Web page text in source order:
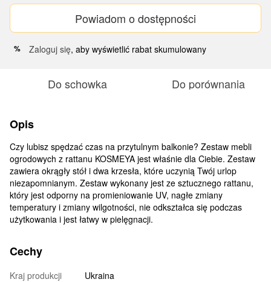
Powiadom o dostępności
% Zaloguj się, aby wyświetlić rabat skumulowany
Do schowka Do porównania
Opis
Czy lubisz spędzać czas na przytulnym balkonie? Zestaw mebli
ogrodowych z rattanu KOSMEYA jest właśnie dla Ciebie. Zestaw
zawiera okrągły stół i dwa krzesła, które uczynią Twój urlop
niezapomnianym. Zestaw wykonany jest ze sztucznego rattanu,
który jest odporny na promieniowanie UV, nagłe zmiany
temperatury i zmiany wilgotności, nie odkształca się podczas
użytkowania i jest łatwy w pielęgnacji.
Cechy
Kraj produkcji
Ukraina